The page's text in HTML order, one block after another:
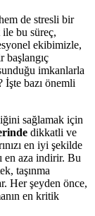
de stresli bir
ile bu süreç,
ekibimizle,
başlangıç
imkanlarla
İşte bazı önemli
sağlamak için
dikkatli ve
en iyi şekilde
en aza indirir. Bu
taşınma
Her şeyden önce,
en kritik